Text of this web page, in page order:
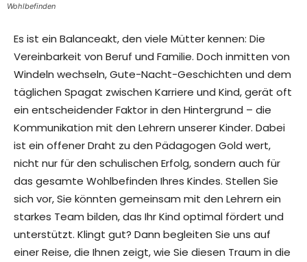
Wohlbefinden
Es ist ein Balanceakt, den viele Mütter kennen: Die
Vereinbarkeit von Beruf und Familie. Doch inmitten von
Windeln wechseln, Gute-Nacht-Geschichten und dem
täglichen Spagat zwischen Karriere und Kind, gerät oft
ein entscheidender Faktor in den Hintergrund – die
Kommunikation mit den Lehrern unserer Kinder. Dabei
ist ein offener Draht zu den Pädagogen Gold wert,
nicht nur für den schulischen Erfolg, sondern auch für
das gesamte Wohlbefinden Ihres Kindes. Stellen Sie
sich vor, Sie könnten gemeinsam mit den Lehrern ein
starkes Team bilden, das Ihr Kind optimal fördert und
unterstützt. Klingt gut? Dann begleiten Sie uns auf
einer Reise, die Ihnen zeigt, wie Sie diesen Traum in die